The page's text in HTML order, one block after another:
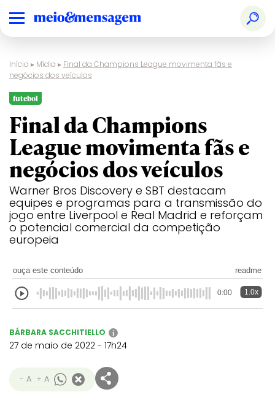
Início ▸ Mídia ▸ Final da Champions League movimenta fãs e
negócios dos veículos
futebol
Final da Champions
League movimenta fãs e
negócios dos veículos
Warner Bros Discovery e SBT destacam
equipes e programas para a transmissão do
jogo entre Liverpool e Real Madrid e reforçam
o potencial comercial da competição
europeia
ouça este conteúdo readme
0:00 1.0x
BÁRBARA SACCHITIELLO i
27 de maio de 2022 - 17h24
- A + A